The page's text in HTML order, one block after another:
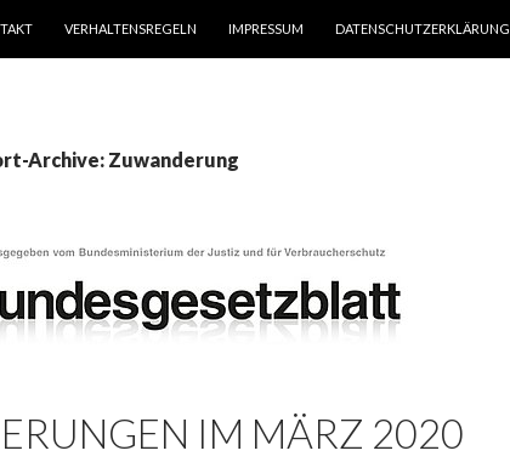
VERHALTENSREGELN IMPRESSUM DATENSCHUTZERKLÄRUNG
Archive: Zuwanderung
IM MÄRZ 2020